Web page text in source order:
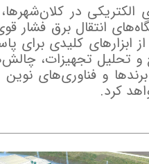
الکتریکی در
انتقال برق فشار قوی
ابزارهای کلیدی برای
تجهیزات،
و فناوری‌های
کرد.